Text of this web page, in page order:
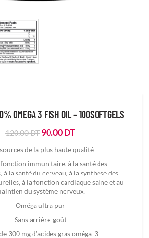
OMEGA 3 FISH OIL – 100SOFTGELS
120.00DT Le
initial
était :
120.00
DT.
90.00DTLe
actuel
est :
90.00
DT.
de la plus haute qualité
immunitaire, à la santé des
la santé du cerveau, à la synthèse des
à la fonction cardiaque saine et au
du système nerveux.
Oméga ultra pur
Sans arrière-goût
300 mg d’acides gras oméga-3